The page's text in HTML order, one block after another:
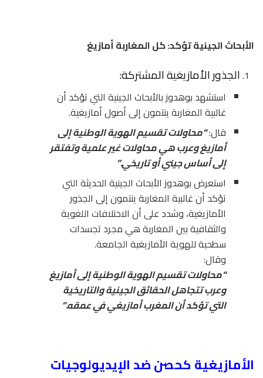
الأبحاث الجينية تؤكد: كل المغاربة أمازيغ
الجذور الأمازيغية المشتركة:
استشهد بوهدوز بالأبحاث الجينية التي تؤكد أن
غالبية المغاربة ينتمون إلى أصول أمازيغية.
قال:“محاولات تقسيم الهوية الوطنية إلى
أمازيغ وعرب هي محاولات غير علمية وتفتقر
إلى أساس جيني أو تاريخي.”
استعرض بوهدوز الأبحاث الجينية الحديثة التي
تؤكد أن غالبية المغاربة ينتمون إلى الجذور
الأمازيغية، وشدد على أن الاختلافات اللغوية
والثقافية بين المغاربة هي مجرد تجسدات
سطحية للهوية الأمازيغية الجامعة.
وقال:
“محاولات تقسيم الهوية الوطنية إلى أمازيغ
وعرب تتجاهل الحقائق الجينية والتاريخية
التي تؤكد أن المغرب أمازيغي في عمقه.”
الأمازيغية كحصن ضد الإيديولوجيات